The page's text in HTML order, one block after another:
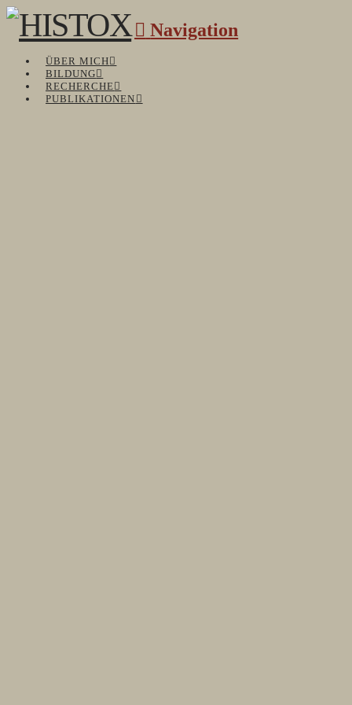
Navigation
ÜBER MICH
BILDUNG
RECHERCHE
PUBLIKATIONEN